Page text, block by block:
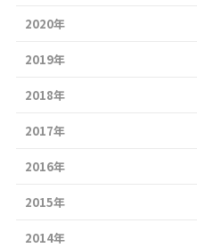
2020年
2019年
2018年
2017年
2016年
2015年
2014年